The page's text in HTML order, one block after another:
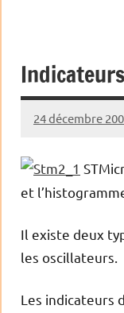
24 décembre
et
Il existe deux
les oscillateurs.
Les indicateurs